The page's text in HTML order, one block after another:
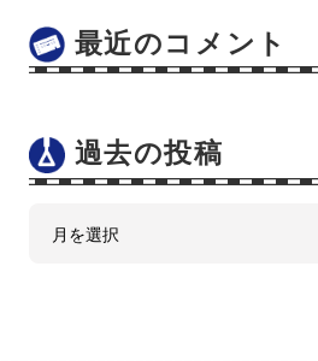
最近のコメント
過去の投稿